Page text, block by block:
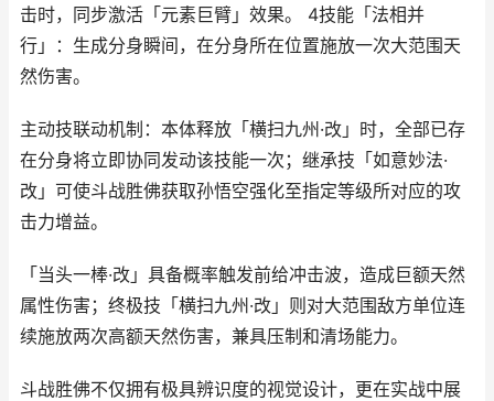
击时，同步激活「元素巨臂」效果。 4技能「法相并
行」：生成分身瞬间，在分身所在位置施放一次大范围天
然伤害。
主动技联动机制：本体释放「横扫九州·改」时，全部已存
在分身将立即协同发动该技能一次；继承技「如意妙法·
改」可使斗战胜佛获取孙悟空强化至指定等级所对应的攻
击力增益。
「当头一棒·改」具备概率触发前给冲击波，造成巨额天然
属性伤害；终极技「横扫九州·改」则对大范围敌方单位连
续施放两次高额天然伤害，兼具压制和清场能力。
斗战胜佛不仅拥有极具辨识度的视觉设计，更在实战中展